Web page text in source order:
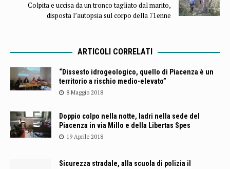
Colpita e uccisa da un tronco tagliato dal marito,
disposta l’autopsia sul corpo della 71enne
ARTICOLI CORRELATI
“Dissesto idrogeologico, quello di Piacenza è un
territorio a rischio medio-elevato”
8 Maggio 2018
Doppio colpo nella notte, ladri nella sede del
Piacenza in via Millo e della Libertas Spes
19 Aprile 2018
Sicurezza stradale, alla scuola di polizia il